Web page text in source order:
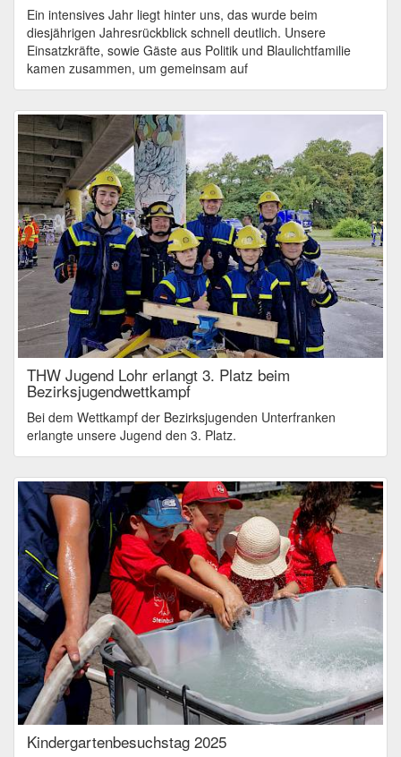
Ein intensives Jahr liegt hinter uns, das wurde beim
diesjährigen Jahresrückblick schnell deutlich. Unsere
Einsatzkräfte, sowie Gäste aus Politik und Blaulichtfamilie
kamen zusammen, um gemeinsam auf
THW Jugend Lohr erlangt 3. Platz beim
Bezirksjugendwettkampf
Bei dem Wettkampf der Bezirksjugenden Unterfranken
erlangte unsere Jugend den 3. Platz.
Kindergartenbesuchstag 2025